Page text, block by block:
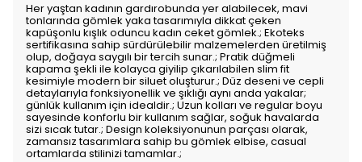
Her yaştan kadının gardırobunda yer alabilecek, mavi
tonlarında gömlek yaka tasarımıyla dikkat çeken
kapüşonlu kışlık oduncu kadın ceket gömlek.; Ekoteks
sertifikasına sahip sürdürülebilir malzemelerden üretilmiş
olup, doğaya saygılı bir tercih sunar.; Pratik düğmeli
kapama şekli ile kolayca giyilip çıkarılabilen slim fit
kesimiyle modern bir siluet oluşturur.; Düz deseni ve cepli
detaylarıyla fonksiyonellik ve şıklığı aynı anda yakalar;
günlük kullanım için idealdir.; Uzun kolları ve regular boyu
sayesinde konforlu bir kullanım sağlar, soğuk havalarda
sizi sıcak tutar.; Design koleksiyonunun parçası olarak,
zamansız tasarımlara sahip bu gömlek elbise, casual
ortamlarda stilinizi tamamlar.;